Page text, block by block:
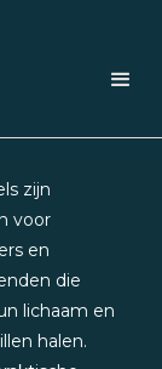
zijn
voor
en
die
lichaam en
halen.